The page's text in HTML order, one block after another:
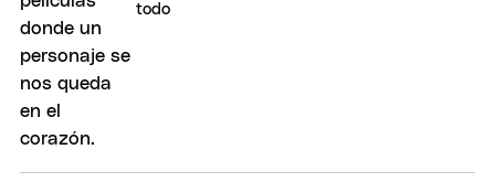
todo